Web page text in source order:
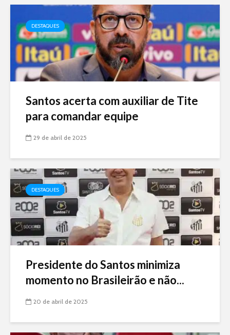
DESTAQUES
Santos acerta com auxiliar de Tite
para comandar equipe
29 de abril de 2025
DESTAQUES
Presidente do Santos minimiza
momento no Brasileirão e não...
20 de abril de 2025